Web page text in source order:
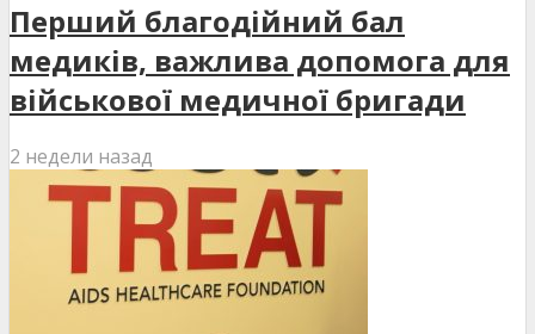
Перший благодійний бал
медиків, важлива допомога для
військової медичної бригади
2 недели назад